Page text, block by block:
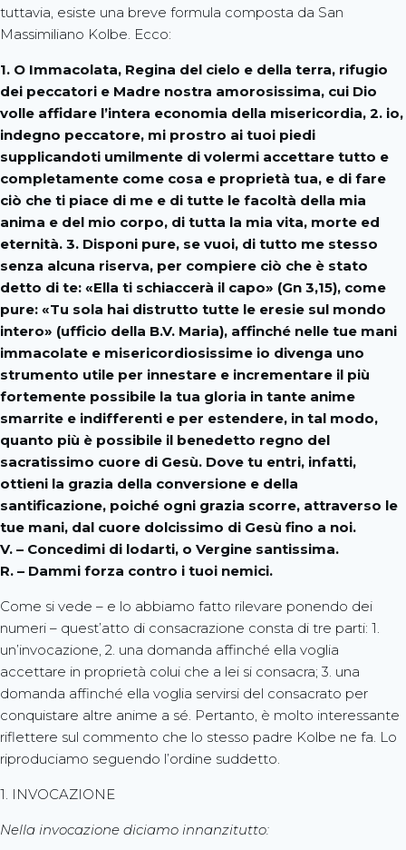
tuttavia, esiste una breve formula composta da San
Massimiliano Kolbe. Ecco:
1. O Immacolata, Regina del cielo e della terra, rifugio
dei peccatori e Madre nostra amorosissima, cui Dio
volle affidare l’intera economia della misericordia, 2. io,
indegno peccatore, mi prostro ai tuoi piedi
supplicandoti umilmente di volermi accettare tutto e
completamente come cosa e proprietà tua, e di fare
ciò che ti piace di me e di tutte le facoltà della mia
anima e del mio corpo, di tutta la mia vita, morte ed
eternità. 3. Disponi pure, se vuoi, di tutto me stesso
senza alcuna riserva, per compiere ciò che è stato
detto di te: «Ella ti schiaccerà il capo» (Gn 3,15), come
pure: «Tu sola hai distrutto tutte le eresie sul mondo
intero» (ufficio della B.V. Maria), affinché nelle tue mani
immacolate e misericordiosissime io divenga uno
strumento utile per innestare e incrementare il più
fortemente possibile la tua gloria in tante anime
smarrite e indifferenti e per estendere, in tal modo,
quanto più è possibile il benedetto regno del
sacratissimo cuore di Gesù. Dove tu entri, infatti,
ottieni la grazia della conversione e della
santificazione, poiché ogni grazia scorre, attraverso le
tue mani, dal cuore dolcissimo di Gesù fino a noi.
V. – Concedimi di lodarti, o Vergine santissima.
R. – Dammi forza contro i tuoi nemici.
Come si vede – e lo abbiamo fatto rilevare ponendo dei
numeri – quest’atto di consacrazione consta di tre parti: 1.
un’invocazione, 2. una domanda affinché ella voglia
accettare in proprietà colui che a lei si consacra; 3. una
domanda affinché ella voglia servirsi del consacrato per
conquistare altre anime a sé. Pertanto, è molto interessante
riflettere sul commento che lo stesso padre Kolbe ne fa. Lo
riproduciamo seguendo l’ordine suddetto.
1. INVOCAZIONE
Nella invocazione diciamo innanzitutto: